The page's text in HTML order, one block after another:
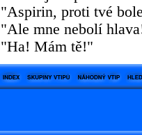
"Aspirin, proti tvé
"Ale mne nebolí
"Ha! Mám tě!"